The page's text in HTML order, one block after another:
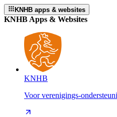
KNHB apps & websites
KNHB Apps & Websites
KNHB
Voor verenigings-